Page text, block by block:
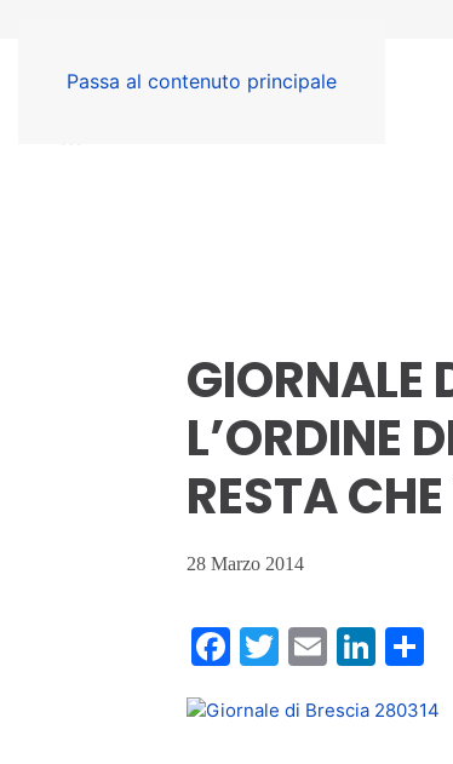
Passa al contenuto principale
GIORNALE
L’ORDINE
RESTA
28 Marzo 2014
Facebook
Twitter
Email